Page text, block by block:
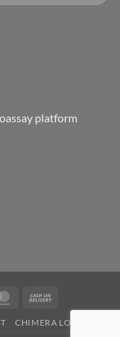
MasterCard
Delivery
CHIMERA LOGIN